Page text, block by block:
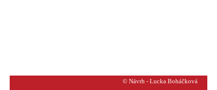
© Návrh - Lucka Boháčková